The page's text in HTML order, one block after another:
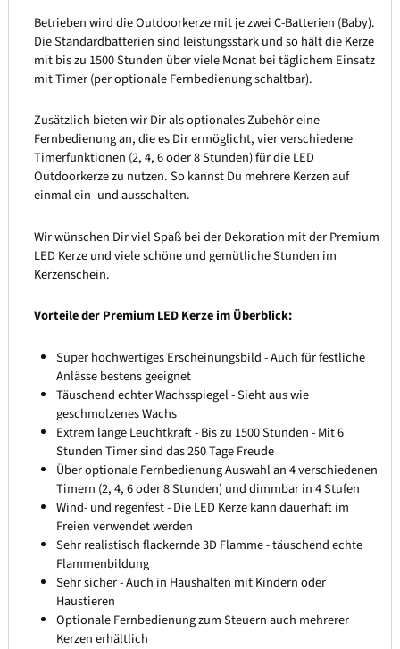
Betrieben wird die Outdoorkerze mit je zwei C-Batterien (Baby).
Die Standardbatterien sind leistungsstark und so hält die Kerze
mit bis zu 1500 Stunden über viele Monat bei täglichem Einsatz
mit Timer (per optionale Fernbedienung schaltbar).
Zusätzlich bieten wir Dir als optionales Zubehör eine
Fernbedienung an, die es Dir ermöglicht, vier verschiedene
Timerfunktionen (2, 4, 6 oder 8 Stunden) für die LED
Outdoorkerze zu nutzen. So kannst Du mehrere Kerzen auf
einmal ein- und ausschalten.
Wir wünschen Dir viel Spaß bei der Dekoration mit der Premium
LED Kerze und viele schöne und gemütliche Stunden im
Kerzenschein.
Vorteile der Premium LED Kerze im Überblick:
Super hochwertiges Erscheinungsbild - Auch für festliche
Anlässe bestens geeignet
Täuschend echter Wachsspiegel - Sieht aus wie
geschmolzenes Wachs
Extrem lange Leuchtkraft - Bis zu 1500 Stunden - Mit 6
Stunden Timer sind das 250 Tage Freude
Über optionale Fernbedienung Auswahl an 4 verschiedenen
Timern (2, 4, 6 oder 8 Stunden) und dimmbar in 4 Stufen
Wind- und regenfest - Die LED Kerze kann dauerhaft im
Freien verwendet werden
Sehr realistisch flackernde 3D Flamme - täuschend echte
Flammenbildung
Sehr sicher - Auch in Haushalten mit Kindern oder
Haustieren
Optionale Fernbedienung zum Steuern auch mehrerer
Kerzen erhältlich